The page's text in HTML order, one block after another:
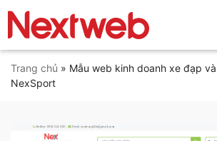
qua
nội
dung
Trang chủ » Mẫu web kinh doanh xe đạp
NexSport